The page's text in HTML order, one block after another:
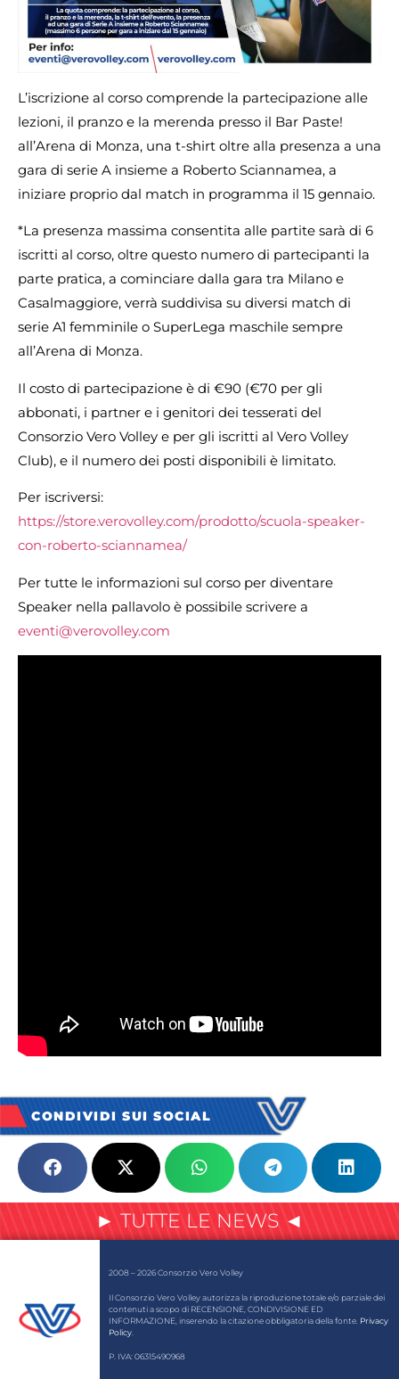
L’iscrizione al corso comprende la partecipazione alle
lezioni, il pranzo e la merenda presso il Bar Paste!
all’Arena di Monza, una t-shirt oltre alla presenza a una
gara di serie A insieme a Roberto Sciannamea, a
iniziare proprio dal match in programma il 15 gennaio.
*La presenza massima consentita alle partite sarà di 6
iscritti al corso, oltre questo numero di partecipanti la
parte pratica, a cominciare dalla gara tra Milano e
Casalmaggiore, verrà suddivisa su diversi match di
serie A1 femminile o SuperLega maschile sempre
all’Arena di Monza.
Il costo di partecipazione è di €90 (€70 per gli
abbonati, i partner e i genitori dei tesserati del
Consorzio Vero Volley e per gli iscritti al Vero Volley
Club), e il numero dei posti disponibili è limitato.
Per iscriversi:
https://store.verovolley.com/prodotto/scuola-speaker-
con-roberto-sciannamea/
Per tutte le informazioni sul corso per diventare
Speaker nella pallavolo è possibile scrivere a
eventi@verovolley.com
CONDIVIDI SUI SOCIAL
► TUTTE LE NEWS ◄
2008 – 2026 Consorzio Vero Volley
Il Consorzio Vero Volley autorizza la riproduzione totale e/o parziale dei
contenuti a scopo di RECENSIONE, CONDIVISIONE ED
INFORMAZIONE, inserendo la citazione obbligatoria della fonte. Privacy
Policy
P. IVA: 06315490968